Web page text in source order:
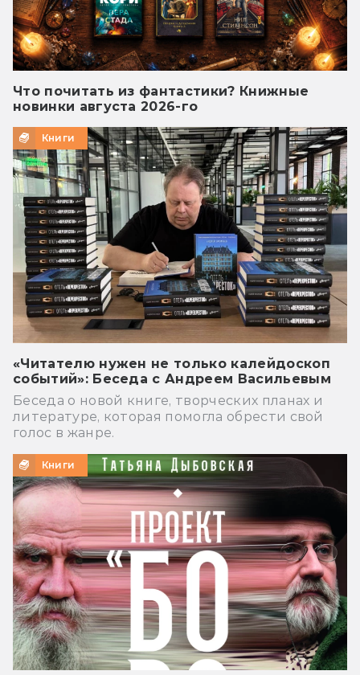
Что почитать из фантастики? Книжные
новинки августа 2026-го
Книги
«Читателю нужен не только калейдоскоп
событий»: Беседа с Андреем Васильевым
Беседа о новой книге, творческих планах и
литературе, которая помогла обрести свой
голос в жанре.
Книги